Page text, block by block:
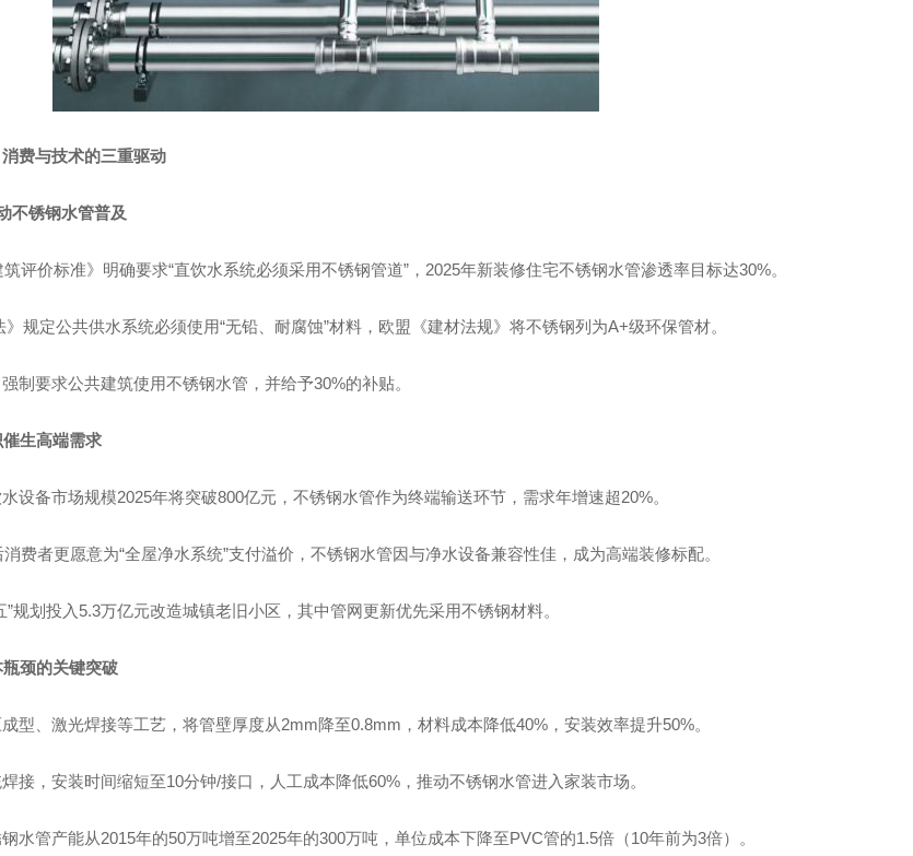
费与技术的三重驱动
不锈钢水管普及
评价标准》明确要求“直饮水系统必须采用不锈钢管道”，2025年新装修住宅不锈钢水管渗透率目标达30%。
规定公共供水系统必须使用“无铅、耐腐蚀”材料，欧盟《建材法规》将不锈钢列为A+级环保管材。
制要求公共建筑使用不锈钢水管，并给予30%的补贴。
生高端需求
设备市场规模2025年将突破800亿元，不锈钢水管作为终端输送环节，需求年增速超20%。
费者更愿意为“全屋净水系统”支付溢价，不锈钢水管因与净水设备兼容性佳，成为高端装修标配。
”规划投入5.3万亿元改造城镇老旧小区，其中管网更新优先采用不锈钢材料。
颈的关键突破
型、激光焊接等工艺，将管壁厚度从2mm降至0.8mm，材料成本降低40%，安装效率提升50%。
接，安装时间缩短至10分钟/接口，人工成本降低60%，推动不锈钢水管进入家装市场。
水管产能从2015年的50万吨增至2025年的300万吨，单位成本下降至PVC管的1.5倍（10年前为3倍）。